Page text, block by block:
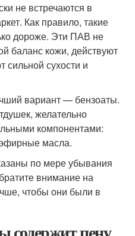
не встречаются в
Как правило, такие
дороже. Эти ПАВ не
баланс кожи, действуют
сильной сухости и
вариант — бензоаты.
желательно
компонентами:
масла.
по мере убывания
внимание на
чтобы они были в